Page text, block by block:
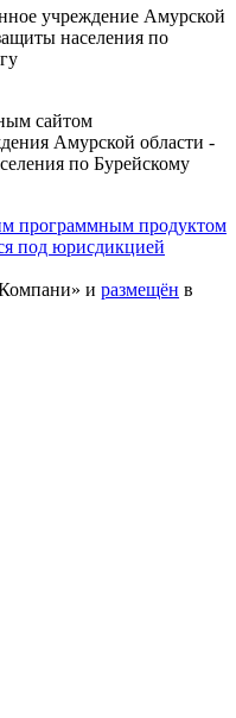
учреждение Амурской
населения по
сайтом
Амурской области -
по Бурейскому
программным продуктом
под юрисдикцией
и размещён в